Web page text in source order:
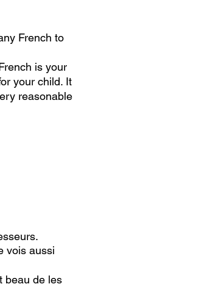
French to
is your
your child. It
reasonable
vois aussi
beau de les